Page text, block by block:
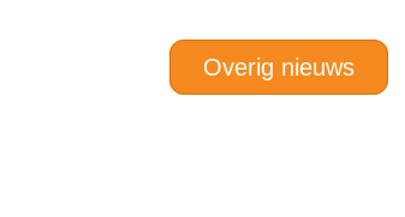
Overig nieuws